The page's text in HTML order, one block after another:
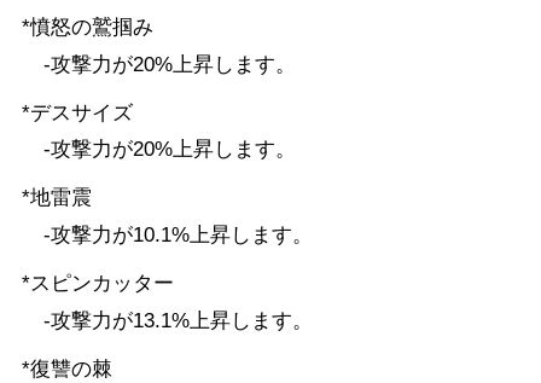
*憤怒の鷲掴み
-攻撃力が20%上昇します。
*デスサイズ
-攻撃力が20%上昇します。
*地雷震
-攻撃力が10.1%上昇します。
*スピンカッター
-攻撃力が13.1%上昇します。
*復讐の棘